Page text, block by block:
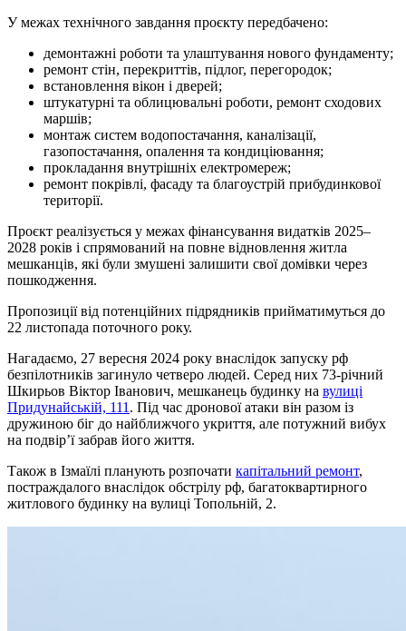
У межах технічного завдання проєкту передбачено:
демонтажні роботи та улаштування нового фундаменту;
ремонт стін, перекриттів, підлог, перегородок;
встановлення вікон і дверей;
штукатурні та облицювальні роботи, ремонт сходових
маршів;
монтаж систем водопостачання, каналізації,
газопостачання, опалення та кондиціювання;
прокладання внутрішніх електромереж;
ремонт покрівлі, фасаду та благоустрій прибудинкової
території.
Проєкт реалізується у межах фінансування видатків 2025–
2028 років і спрямований на повне відновлення житла
мешканців, які були змушені залишити свої домівки через
пошкодження.
Пропозиції від потенційних підрядників прийматимуться до
22 листопада поточного року.
Нагадаємо, 27 вересня 2024 року внаслідок запуску рф
безпілотників загинуло четверо людей. Серед них 73-річний
Шкирьов Віктор Іванович, мешканець будинку на вулиці
Придунайській, 111 . Під час дронової атаки він разом із
дружиною біг до найближчого укриття, але потужний вибух
на подвір’ї забрав його життя.
Також в Ізмаїлі планують розпочати капітальний ремонт,
постраждалого внаслідок обстрілу рф, багатоквартирного
житлового будинку на вулиці Топольній, 2.